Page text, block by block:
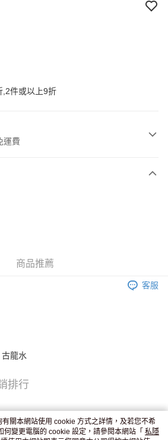
,2件或以上9折
運費
後2-4個工作天到店，7天內取。逾期後
商品推薦
客服
古龍水
排行
關本網站使用 cookie 方式之詳情，及若您不希
何變更電腦的 cookie 設定，請參閱本網站「 私隱